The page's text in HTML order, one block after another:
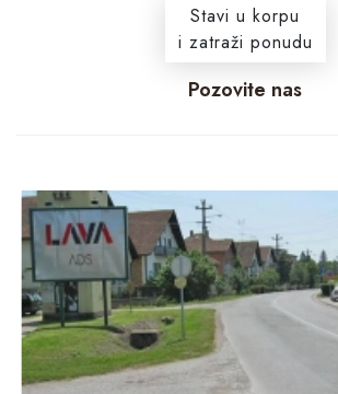
Stavi u korpu
i zatraži ponudu
Pozovite nas